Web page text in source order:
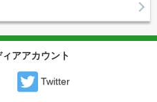
アアカウント
Twitter